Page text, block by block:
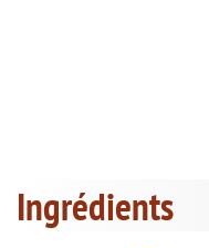
Ingrédients